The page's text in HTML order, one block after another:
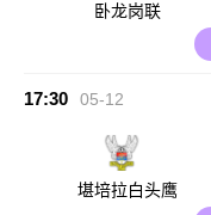
卧龙岗联
17:30 05-12
堪培拉白头鹰